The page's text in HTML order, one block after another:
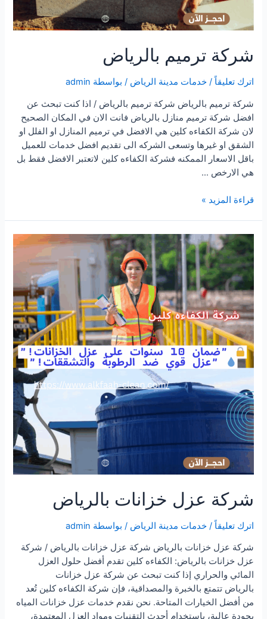
شركة ترميم بالرياض
اترك تعليقاً /خدمات مدينة الرياض / بواسطة admin
شركة ترميم بالرياض شركة ترميم بالرياض / اذا كنت تبحث عن
افضل شركة ترميم منازل بالرياض فانت الان في المكان الصحيح
لان شركة الكفاءه كلين هي الافضل في ترميم المنازل او الفلل او
الشقق او غيرها وتسعى الشركه الى تقديم افضل خدمات للعميل
باقل الاسعار الممكنه فشركة الكفاءه كلين لاتعتبر الافضل فقط بل
هي الارخص …
شركة
قراءة المزيد »
شركة عزل خزانات بالرياض
اترك تعليقاً /خدمات مدينة الرياض / بواسطة admin
شركة عزل خزانات بالرياض شركة عزل خزانات بالرياض / شركة
عزل خزانات بالرياض: الكفاءه كلين تقدم أفضل حلول العزل
المائي والحراري إذا كنت تبحث عن شركة عزل خزانات
بالرياض تتمتع بالخبرة والمصداقية، فإن شركة الكفاءه كلين تُعد
من أفضل الخيارات المتاحة. نحن نقدم خدمات عزل خزانات المياه
بجودة عالية، باستخدام أحدث التقنيات ومواد العزل المعتمدة،